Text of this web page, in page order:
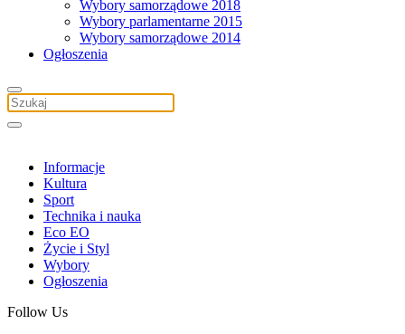
Wybory samorządowe 2018
Wybory parlamentarne 2015
Wybory samorządowe 2014
Ogłoszenia
Informacje
Kultura
Sport
Technika i nauka
Eco EO
Życie i Styl
Wybory
Ogłoszenia
Follow Us